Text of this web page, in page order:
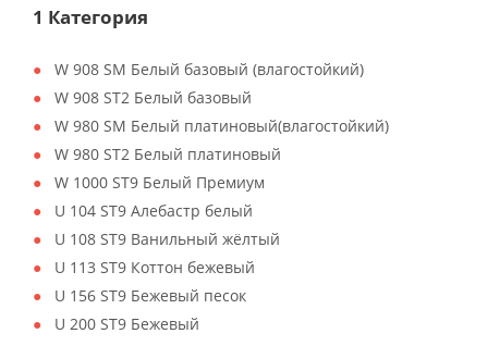
1 Категория
W 908 SM Белый базовый (влагостойкий)
W 908 ST2 Белый базовый
W 980 SM Белый платиновый(влагостойкий)
W 980 ST2 Белый платиновый
W 1000 ST9 Белый Премиум
U 104 ST9 Алебастр белый
U 108 ST9 Ванильный жёлтый
U 113 ST9 Коттон бежевый
U 156 ST9 Бежевый песок
U 200 ST9 Бежевый